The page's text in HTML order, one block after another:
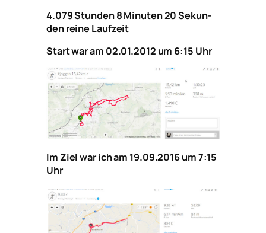
4.079 Stun­den 8 Minu­ten 20 Sekun­
den rei­ne Lauf­zeit
Start war am 02.01.2012 um 6:15 Uhr
Im Ziel war ich am 19.09.2016 um 7:15
Uhr